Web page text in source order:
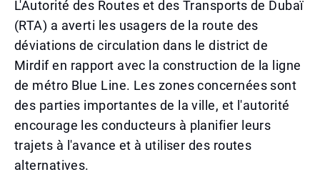
L'Autorité des Routes et des Transports de Dubaï
(RTA) a averti les usagers de la route des
déviations de circulation dans le district de
Mirdif en rapport avec la construction de la ligne
de métro Blue Line. Les zones concernées sont
des parties importantes de la ville, et l'autorité
encourage les conducteurs à planifier leurs
trajets à l'avance et à utiliser des routes
alternatives.